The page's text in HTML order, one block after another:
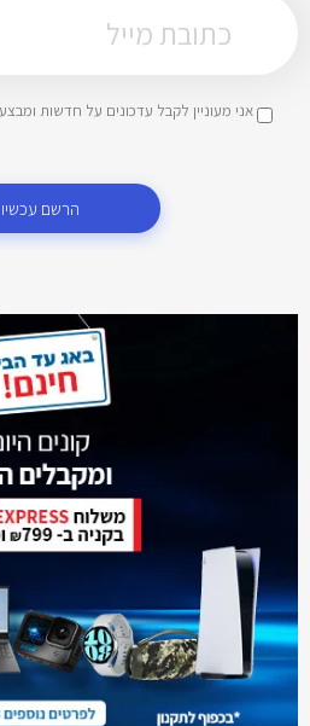
אני מעוניין לקבל עדכונים על חדשות
הרשם עכשיו